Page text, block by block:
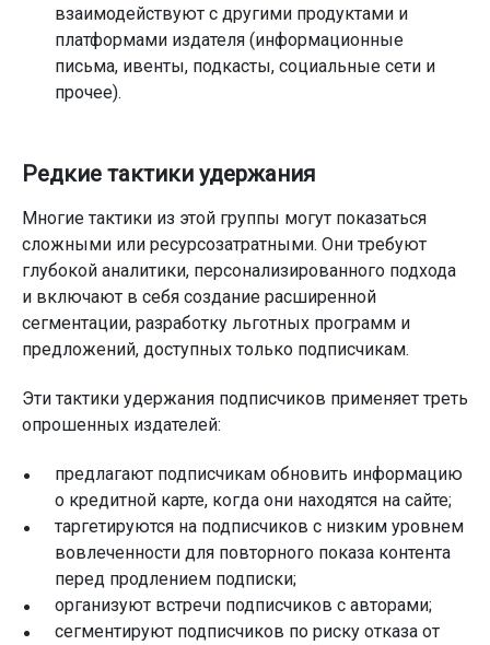
взаимодействуют с другими продуктами и
платформами издателя (информационные
письма, ивенты, подкасты, социальные сети и
прочее).
Редкие тактики удержания
Многие тактики из этой группы могут показаться
сложными или ресурсозатратными. Они требуют
глубокой аналитики, персонализированного подхода
и включают в себя создание расширенной
сегментации, разработку льготных программ и
предложений, доступных только подписчикам.
Эти тактики удержания подписчиков применяет треть
опрошенных издателей:
предлагают подписчикам обновить информацию
о кредитной карте, когда они находятся на сайте;
таргетируются на подписчиков с низким уровнем
вовлеченности для повторного показа контента
перед продлением подписки;
организуют встречи подписчиков с авторами;
сегментируют подписчиков по риску отказа от